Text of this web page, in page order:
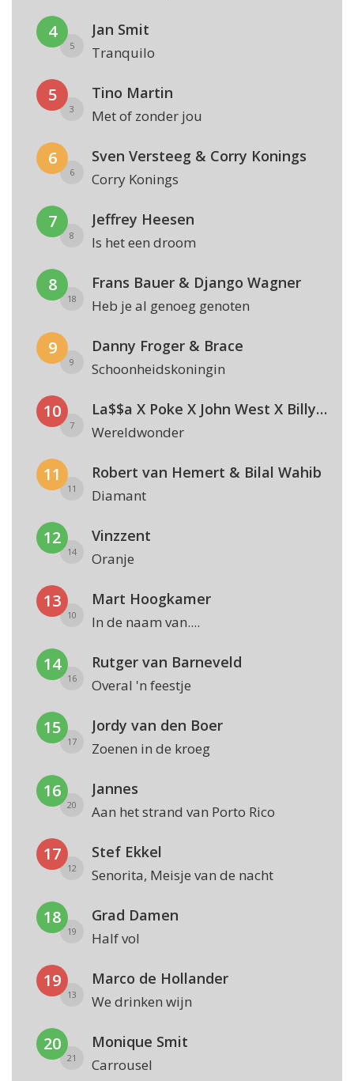
4
5
Jan Smit
Tranquilo
5
3
Tino Martin
Met of zonder jou
6
6
Sven Versteeg & Corry Konings
Corry Konings
7
8
Jeffrey Heesen
Is het een droom
8
18
Frans Bauer & Django Wagner
Heb je al genoeg genoten
9
9
Danny Froger & Brace
Schoonheidskoningin
10
7
La$$a X Poke X John West X Billy Dans
Wereldwonder
11
11
Robert van Hemert & Bilal Wahib
Diamant
12
14
Vinzzent
Oranje
13
10
Mart Hoogkamer
In de naam van....
14
16
Rutger van Barneveld
Overal 'n feestje
15
17
Jordy van den Boer
Zoenen in de kroeg
16
20
Jannes
Aan het strand van Porto Rico
17
12
Stef Ekkel
Senorita, Meisje van de nacht
18
19
Grad Damen
Half vol
19
13
Marco de Hollander
We drinken wijn
20
21
Monique Smit
Carrousel